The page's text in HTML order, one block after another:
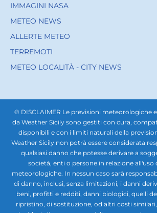
IMMAGINI NASA
METEO NEWS
ALLERTE METEO
TERREMOTI
METEO LOCALITÀ - CITY NEWS
© DISCLAIMER Le previsioni meteorologiche
da Weather Sicily sono gestiti con cura,
disponibili e con i limiti naturali della
Weather Sicily non potrà essere considerata
qualsiasi danno che potesse derivare a
società, enti o persone in relazione all'uso
meteorologiche. In nessun caso sarà
di danno, inclusi, senza limitazioni, i danni
beni, profitti e redditi, danni biologici, quelli
ripristino, di sostituzione, od altri costi